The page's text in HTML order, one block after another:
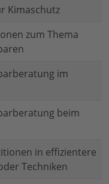
Kimaschutz
zum Thema
im
beim
in effizientere
Techniken